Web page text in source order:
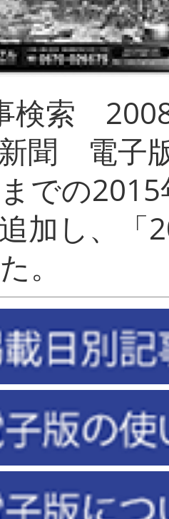
検索
聞 電子
での
加し、「
し